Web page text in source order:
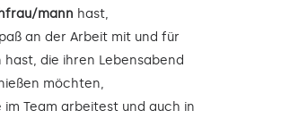
mann hast,
an der Arbeit mit und für
hast, die ihren Lebensabend
möchten,
im Team arbeitest und auch in